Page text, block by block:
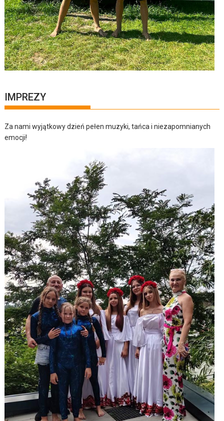
IMPREZY
Za nami wyjątkowy dzień pełen muzyki, tańca i niezapomnianych
emocji!